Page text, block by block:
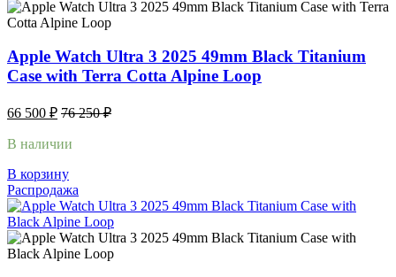
Apple Watch Ultra 3 2025 49mm Black Titanium
Case with Terra Cotta Alpine Loop
66 500 ₽ 76 250₽
В наличии
В корзину
Распродажа